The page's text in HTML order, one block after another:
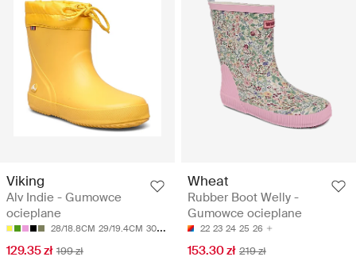
Viking
Alv Indie - Gumowce
ocieplane
28/18.8CM 29/19.4CM 30/20.1CM
129.35 zł 199 zł
Wheat
Rubber Boot Welly -
Gumowce ocieplane
22 23 24 25 26
153.30 zł 219 zł